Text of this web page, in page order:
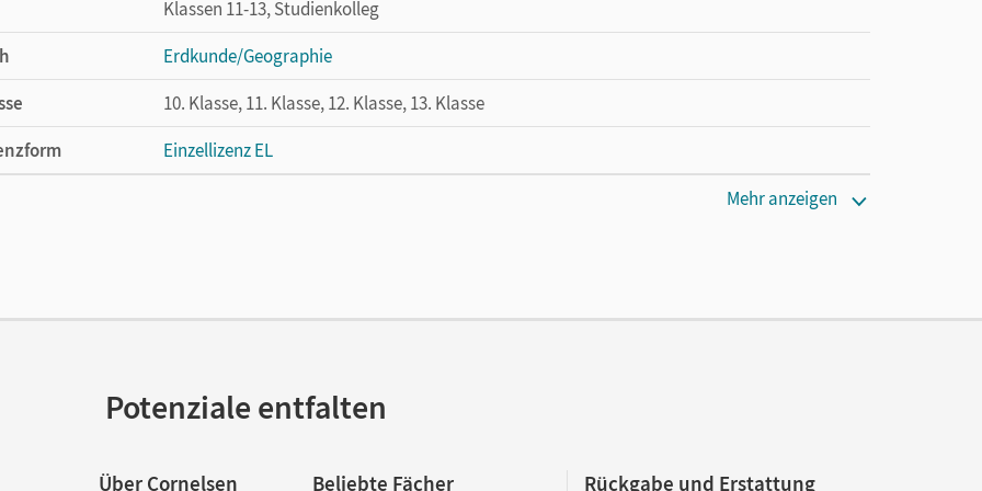
Klassen 11-13, Studienkolleg
Erdkunde/Geographie
10. Klasse, 11. Klasse, 12. Klasse, 13. Klasse
Einzellizenz EL
Mehr anzeigen
Potenziale entfalten
Über Cornelsen Beliebte Fächer Rückgabe und Erstattung